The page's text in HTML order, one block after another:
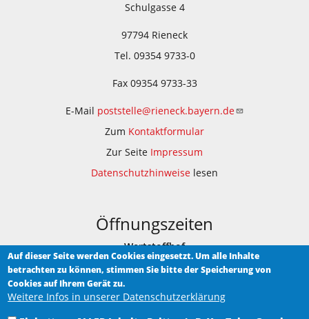
Schulgasse 4
97794 Rieneck
Tel. 09354 9733-0
Fax 09354 9733-33
E-Mail poststelle@rieneck.bayern.de
Zum Kontaktformular
Zur Seite Impressum
Datenschutzhinweise lesen
Öffnungszeiten
Wertstoffhof
Am Bauhof 1
Samstag 9.00 - 12.00 Uhr
Auf dieser Seite werden Cookies eingesetzt. Um alle Inhalte
betrachten zu können, stimmen Sie bitte der Speicherung von
Cookies auf Ihrem Gerät zu.
Weitere Infos in unserer Datenschutzerklärung